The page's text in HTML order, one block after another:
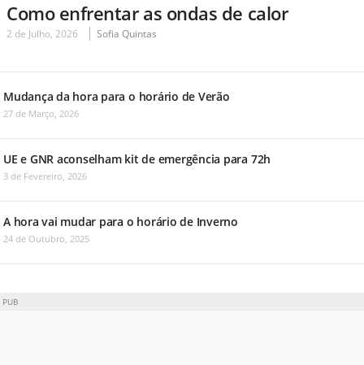
Como enfrentar as ondas de calor
2 de Julho, 2026 Sofia Quintas
Mudança da hora para o horário de Verão
27 de Março, 2026
UE e GNR aconselham kit de emergência para 72h
3 de Fevereiro, 2026
A hora vai mudar para o horário de Inverno
24 de Outubro, 2025
PUB